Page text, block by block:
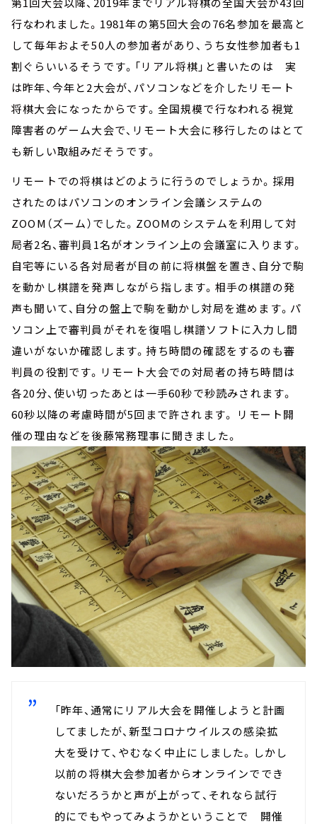
行なわれました。1981年の第5回大会の76名参加を最高と
して毎年およそ50人の参加者があり、うち女性参加者も1
割ぐらいいるそうです。「リアル将棋」と書いたのは 実
は昨年、今年と2大会が、パソコンなどを介したリモート
将棋大会になったからです。全国規模で行なわれる視覚
障害者のゲーム大会で、リモート大会に移行したのはとて
も新しい取組みだそうです。
リモートでの将棋はどのように行うのでしょうか。採用
されたのはパソコンのオンライン会議システムの
ZOOM（ズーム）でした。ZOOMのシステムを利用して対
局者2名、審判員1名がオンライン上の会議室に入ります。
自宅等にいる各対局者が目の前に将棋盤を置き、自分で駒
を動かし棋譜を発声しながら指します。相手の棋譜の発
声も聞いて、自分の盤上で駒を動かし対局を進めます。パ
ソコン上で審判員がそれを復唱し棋譜ソフトに入力し間
違いがないか確認します。持ち時間の確認をするのも審
判員の役割です。リモート大会での対局者の持ち時間は
各20分、使い切ったあとは一手60秒で秒読みされます。
60秒以降の考慮時間が5回まで許されます。 リモート開
催の理由などを後藤常務理事に聞きました。
「昨年、通常にリアル大会を開催しようと計画
してましたが、新型コロナウイルスの感染拡
大を受けて、やむなく中止にしました。しかし
以前の将棋大会参加者からオンラインででき
ないだろうかと声が上がって、それなら試行
的にでもやってみようかということで 開催